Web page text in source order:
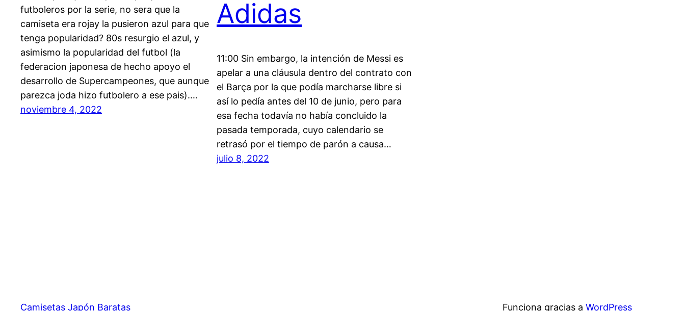
futboleros por la serie, no sera que la
camiseta era rojay la pusieron azul para que
tenga popularidad? 80s resurgio el azul, y
asimismo la popularidad del futbol (la
federacion japonesa de hecho apoyo el
desarrollo de Supercampeones, que aunque
parezca joda hizo futbolero a ese pais).…
noviembre 4, 2022
Adidas
11:00 Sin embargo, la intención de Messi es
apelar a una cláusula dentro del contrato con
el Barça por la que podía marcharse libre si
así lo pedía antes del 10 de junio, pero para
esa fecha todavía no había concluido la
pasada temporada, cuyo calendario se
retrasó por el tiempo de parón a causa…
julio 8, 2022
Camisetas Japón Baratas Funciona gracias a WordPress